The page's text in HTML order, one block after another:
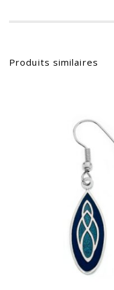
Produits similaires